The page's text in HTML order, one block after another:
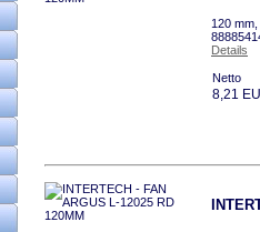
120
Details
Netto
8,21